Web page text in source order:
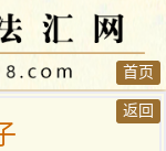
返回
首页